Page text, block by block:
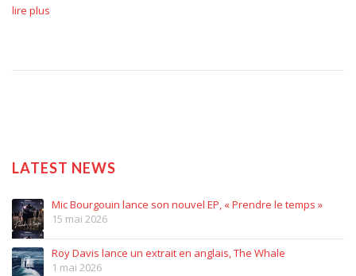
lire plus
LATEST NEWS
Mic Bourgouin lance son nouvel EP, « Prendre le temps »
15 mai 2026
Roy Davis lance un extrait en anglais, The Whale
1 mai 2026